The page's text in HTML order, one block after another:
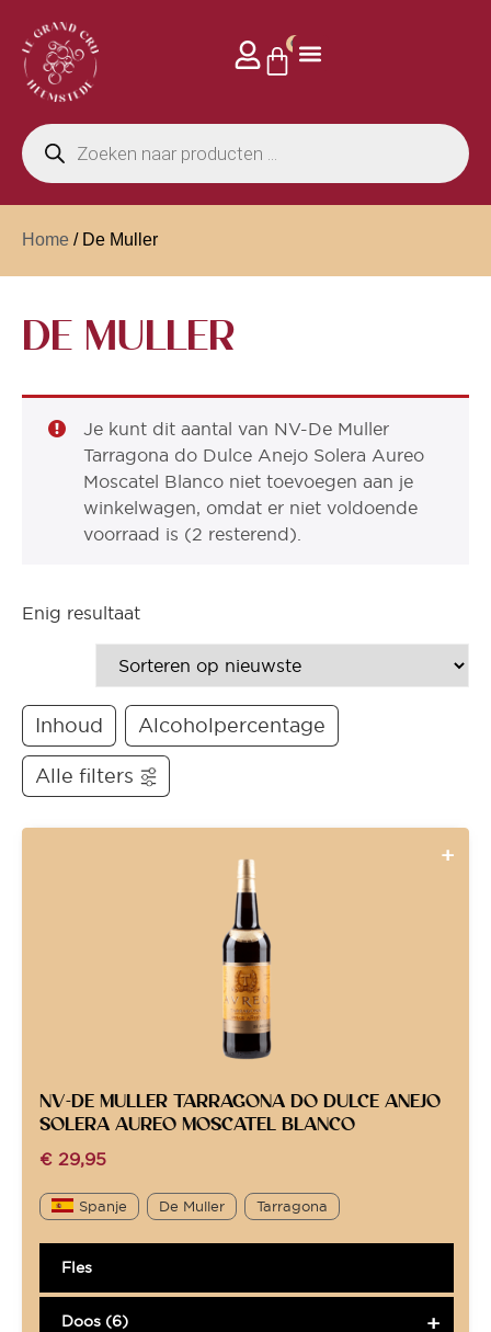
0
Home / De Muller
DE MULLER
Je kunt dit aantal van NV-De Muller
Tarragona do Dulce Anejo Solera Aureo
Moscatel Blanco niet toevoegen aan je
winkelwagen, omdat er niet voldoende
voorraad is (2 resterend).
Enig resultaat
Inhoud Alcoholpercentage
Alle filters
NV-DE MULLER TARRAGONA DO DULCE ANEJO
SOLERA AUREO MOSCATEL BLANCO
€ 29,95
Spanje De Muller Tarragona
Fles
Doos (6)